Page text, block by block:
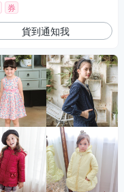
券
貨到通知我